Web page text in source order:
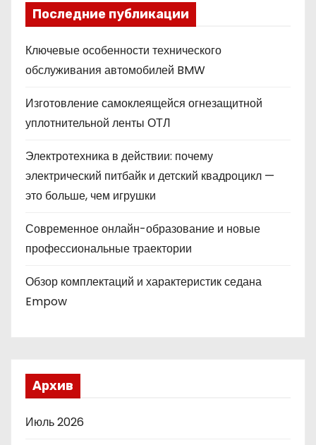
Последние публикации
Ключевые особенности технического
обслуживания автомобилей BMW
Изготовление самоклеящейся огнезащитной
уплотнительной ленты ОТЛ
Электротехника в действии: почему
электрический питбайк и детский квадроцикл —
это больше, чем игрушки
Современное онлайн-образование и новые
профессиональные траектории
Обзор комплектаций и характеристик седана
Empow
Архив
Июль 2026